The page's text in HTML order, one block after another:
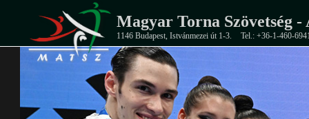
Magyar Torna Szövetség -
1146 Budapest, Istvánmezei út 1-3. Tel.: +36-1-460-